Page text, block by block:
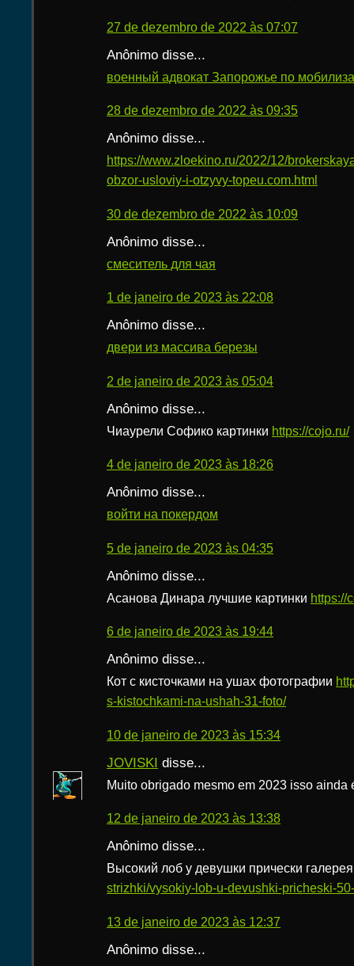
27 de dezembro de 2022 às 07:07
Anônimo disse...
военный адвокат Запорожье по
28 de dezembro de 2022 às 09:35
Anônimo disse...
https://www.zloekino.ru/2022/12/
obzor-usloviy-i-otzyvy-topeu.com.html
30 de dezembro de 2022 às 10:09
Anônimo disse...
смеситель для чая
1 de janeiro de 2023 às 22:08
Anônimo disse...
двери из массива березы
2 de janeiro de 2023 às 05:04
Anônimo disse...
Чиаурели Софико картинки https://cojo.ru/
4 de janeiro de 2023 às 18:26
Anônimo disse...
войти на покердом
5 de janeiro de 2023 às 04:35
Anônimo disse...
Асанова Динара лучшие картинки https://
6 de janeiro de 2023 às 19:44
Anônimo disse...
Кот с кисточками на ушах фотографии
s-kistochkami-na-ushah-31-foto/
10 de janeiro de 2023 às 15:34
JOVISKI disse...
Muito obrigado mesmo em 2023 isso ainda
12 de janeiro de 2023 às 13:38
Anônimo disse...
Высокий лоб у девушки прически
strizhki/vysokiy-lob-u-devushki-pricheski-
13 de janeiro de 2023 às 12:37
Anônimo disse...